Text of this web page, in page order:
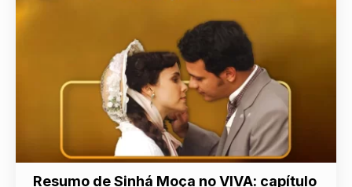
Resumo de Sinhá Moça no VIVA: capítulo